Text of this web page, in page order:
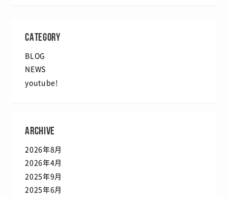
CATEGORY
BLOG
NEWS
youtube!
ARCHIVE
2026年8月
2026年4月
2025年9月
2025年6月